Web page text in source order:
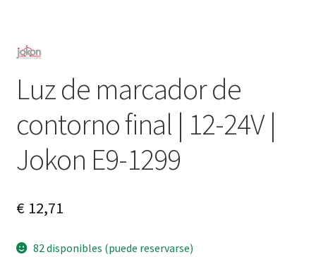
Luz de marcador de
contorno final | 12-24V |
Jokon E9-1299
€12,71
82 disponibles (puede reservarse)